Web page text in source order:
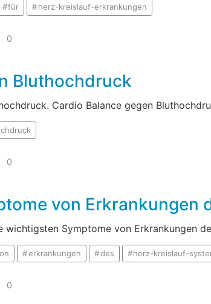
für herz-kreislauf-erkrankungen
0
Bluthochdruck
Cardio Balance gegen
0
von Erkrankungen
wichtigsten Symptome von Erkrankungen
erkrankungen des herz-kreislauf-
0